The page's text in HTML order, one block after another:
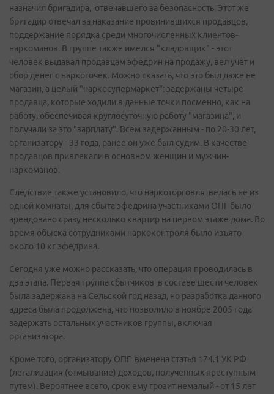
назначил бригадира, отвечавшего за безопасность. Этот же
бригадир отвечал за наказание провинившихся продавцов,
поддержание порядка среди многочисленных клиентов-
наркоманов. В группе также имелся "кладовщик" - этот
человек выдавал продавцам эфедрин на продажу, вел учет и
сбор денег с наркоточек. Можно сказать, что это был даже не
магазин, а целый "наркосупермаркет": задержаны четыре
продавца, которые ходили в данные точки посменно, как на
работу, обеспечивая круглосуточную работу "магазина", и
получали за это "зарплату". Всем задержанным - по 20-30 лет,
организатору - 33 года, ранее он уже был судим. В качестве
продавцов привлекали в основном женщин и мужчин-
наркоманов.
Следствие также установило, что наркоторговля велась не из
одной комнаты, для сбыта эфедрина участниками ОПГ было
арендовано сразу несколько квартир на первом этаже дома. Во
время обыска сотрудниками наркоконтроля было изъято
около 10 кг эфедрина.
Сегодня уже можно рассказать, что операция проводилась в
два этапа. Первая группа сбытчиков в составе шести человек
была задержана на Сельской год назад, но разработка данного
адреса была продолжена, что позволило в ноябре 2005 года
задержать остальных участников группы, включая
организатора.
Кроме того, организатору ОПГ вменена статья 174.1 УК РФ
(легализация (отмывание) доходов, полученных преступным
путем). Вероятнее всего, срок ему грозит немалый - от 15 лет